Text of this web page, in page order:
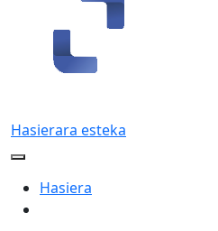
Hasierara esteka
Hasiera